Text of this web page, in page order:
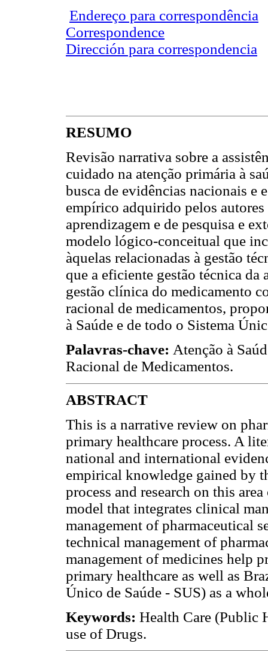
Endereço para correspondência
Correspondence
Dirección para correspondencia
RESUMO
Revisão narrativa sobre a
cuidado na atenção primária à
busca de evidências nacionais e
empírico adquirido pelos
aprendizagem e de pesquisa e
modelo lógico-conceitual que
àquelas relacionadas à gestão
que a eficiente gestão técnica da
gestão clínica do medicamento
racional de medicamentos,
à Saúde e de todo o Sistema
Palavras-chave: Atenção à
Racional de Medicamentos.
ABSTRACT
This is a narrative review on
primary healthcare process. A
national and international
empirical knowledge gained by
process and research on this
model that integrates clinical
management of pharmaceutical
technical management of
management of medicines help
primary healthcare as well as
Único de Saúde - SUS) as a
Keywords: Health Care (Public
use of Drugs.